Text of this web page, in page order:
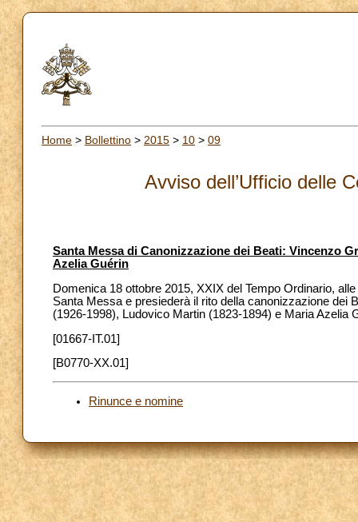
Home > Bollettino > 2015 > 10 > 09
Avviso dell’Ufficio delle
Santa Messa di Canonizzazione dei Beati: Vincenzo
Azelia Guérin
Domenica 18 ottobre 2015, XXIX del Tempo Ordinario,
Santa Messa e presiederà il rito della canonizzazione dei
(1926-1998), Ludovico Martin (1823-1894) e Maria Azelia
[01667-IT.01]
[B0770-XX.01]
Rinunce e nomine